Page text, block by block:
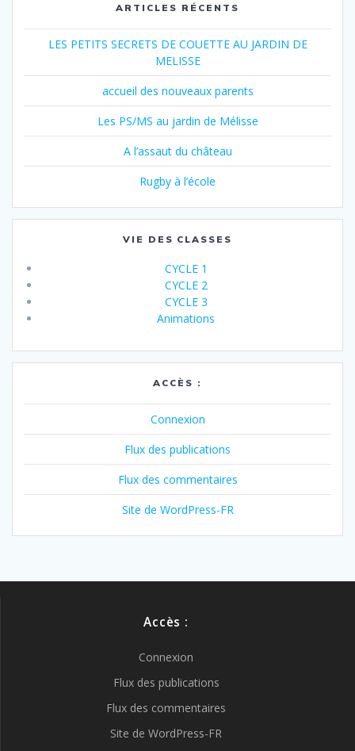
ARTICLES RÉCENTS
LES PETITS SECRETS DE COUETTE AU JARDIN DE
MELISSE
accueil des nouveaux parents
Les PS/MS au jardin de Mélisse
A l’assaut du château
Rugby à l’école
VIE DES CLASSES
CYCLE 1
CYCLE 2
CYCLE 3
Animations
ACCÈS :
Connexion
Flux des publications
Flux des commentaires
Site de WordPress-FR
Accès :
Connexion
Flux des publications
Flux des commentaires
Site de WordPress-FR